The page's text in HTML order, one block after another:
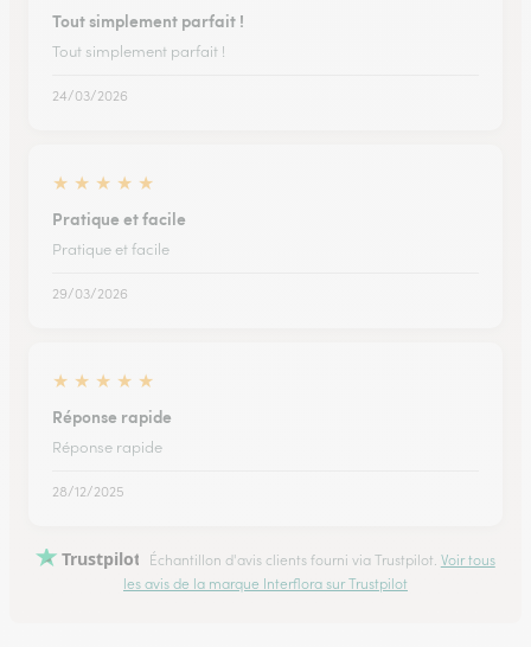
Tout simplement parfait !
Tout simplement parfait !
24/03/2026
★ ★ ★ ★ ★
Pratique et facile
Pratique et facile
29/03/2026
★ ★ ★ ★ ★
Réponse rapide
Réponse rapide
28/12/2025
Trustpilot Échantillon d'avis clients fourni via Trustpilot. Voir tous
les avis de la marque Interflora sur Trustpilot